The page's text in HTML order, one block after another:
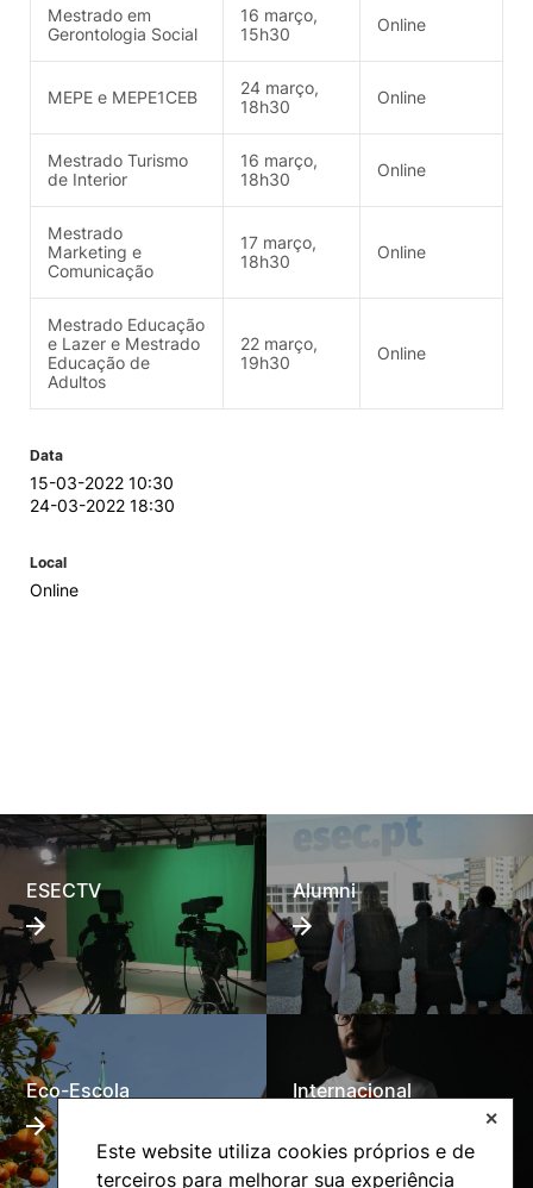
Este website utiliza cookies próprios e de
terceiros para melhorar sua experiência
✕
Mestrado em
Gerontologia Social
16 março,
15h30
Online
MEPE e MEPE1CEB
24 março,
18h30
Online
Mestrado Turismo
de Interior
16 março,
18h30
Online
Mestrado
Marketing e
Comunicação
17 março,
18h30
Online
Mestrado Educação
e Lazer e Mestrado
Educação de
Adultos
22 março,
19h30
Online
Data
15-03-2022 10:30
24-03-2022 18:30
Local
Online
ESECTV Alumni
Eco-Escola Internacional